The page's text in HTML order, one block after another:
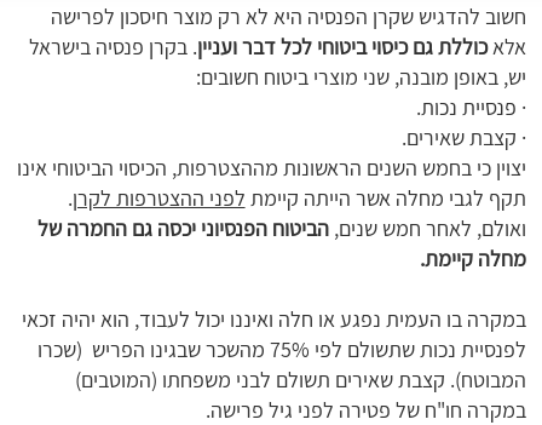
חשוב להדגיש שקרן הפנסיה היא לא רק מוצר חיסכון לפרישה
אלאכוללת גם כיסוי ביטוחי לכל דבר ועניין. בקרן פנסיה בישראל
יש, באופן מובנה, שני מוצרי ביטוח חשובים:
· פנסיית נכות.
· קצבת שאירים.
יצוין כי בחמש השנים הראשונות מההצטרפות, הכיסוי הביטוחי אינו
תקף לגבי מחלה אשר הייתה קיימת לפני ההצטרפות לקרן.
ואולם, לאחר חמש שנים,הביטוח הפנסיוני יכסה גם החמרה של
מחלה קיימת.
במקרה בו העמית נפגע או חלה ואיננו יכול לעבוד, הוא יהיה זכאי
לפנסיית נכות שתשולם לפי 75% מהשכר שבגינו הפריש (שכרו
המבוטח). קצבת שאירים תשולם לבני משפחתו (המוטבים)
במקרה חו"ח של פטירה לפני גיל פרישה.